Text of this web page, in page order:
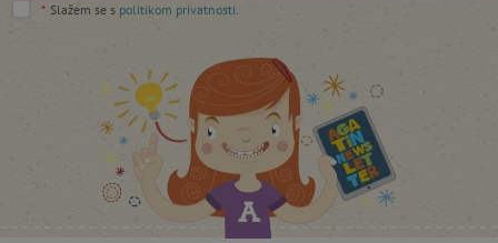
* Slažem se s politikom privatnosti.
featureFlagIdentifier
lastVisitedProduct www.agatinsvijet.hr
_lb_ccc .agatinsvijet.hr
Googleovu politiku privatnosti